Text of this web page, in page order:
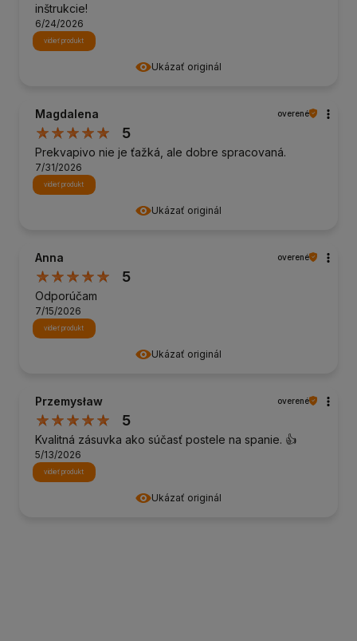
Ukázať originál
inštrukcie!
6/24/2026
vidieť produkt
Ukázať originál
Magdalena overené
5
Prekvapivo nie je ťažká, ale dobre spracovaná.
7/31/2026
vidieť produkt
Ukázať originál
Anna overené
5
Odporúčam
7/15/2026
vidieť produkt
Ukázať originál
Przemysław overené
5
Kvalitná zásuvka ako súčasť postele na spanie. 👍️
5/13/2026
vidieť produkt